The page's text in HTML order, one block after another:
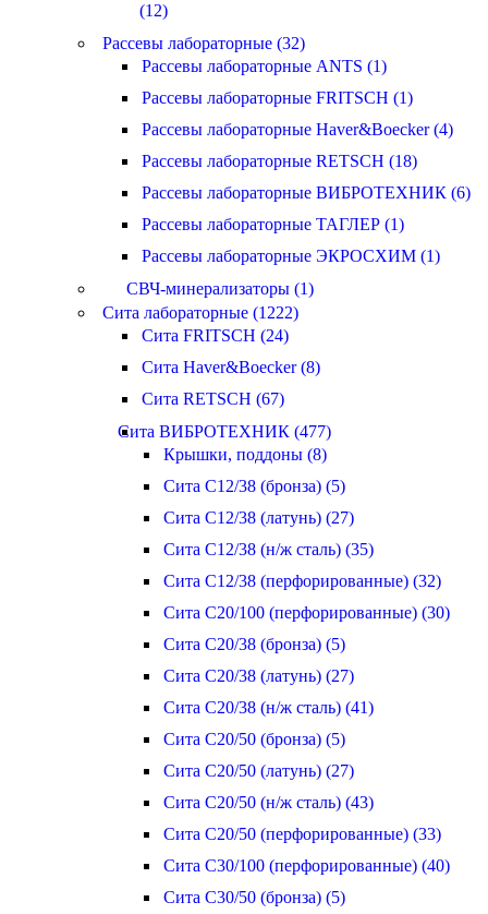
(12)
Рассевы лабораторные (32)
Рассевы лабораторные ANTS (1)
Рассевы лабораторные FRITSCH (1)
Рассевы лабораторные Haver&Boecker (4)
Рассевы лабораторные RETSCH (18)
Рассевы лабораторные ВИБРОТЕХНИК (6)
Рассевы лабораторные ТАГЛЕР (1)
Рассевы лабораторные ЭКРОСХИМ (1)
СВЧ-минерализаторы (1)
Сита лабораторные (1222)
Сита FRITSCH (24)
Сита Haver&Boecker (8)
Сита RETSCH (67)
Сита ВИБРОТЕХНИК (477)
Крышки, поддоны (8)
Сита С12/38 (бронза) (5)
Сита С12/38 (латунь) (27)
Сита С12/38 (н/ж сталь) (35)
Сита С12/38 (перфорированные) (32)
Сита С20/100 (перфорированные) (30)
Сита С20/38 (бронза) (5)
Сита С20/38 (латунь) (27)
Сита С20/38 (н/ж сталь) (41)
Сита С20/50 (бронза) (5)
Сита С20/50 (латунь) (27)
Сита С20/50 (н/ж сталь) (43)
Сита С20/50 (перфорированные) (33)
Сита С30/100 (перфорированные) (40)
Сита С30/50 (бронза) (5)